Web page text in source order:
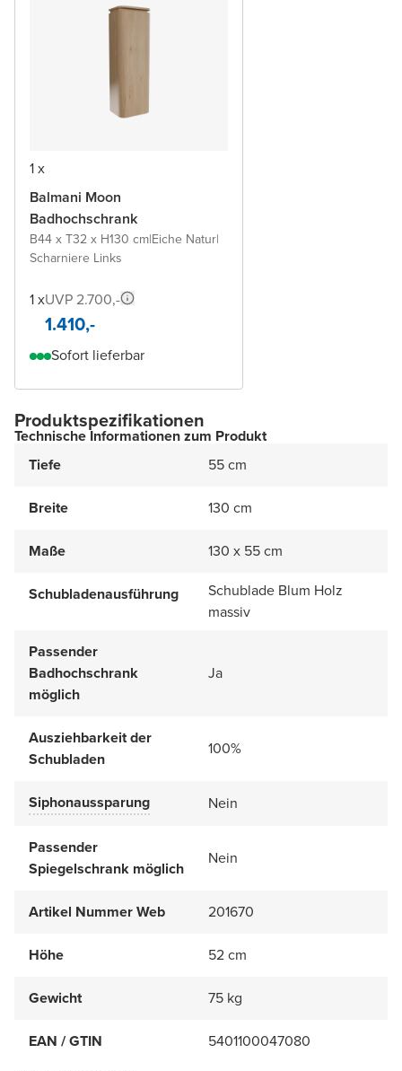
1 x
Balmani Moon
Badhochschrank
B44 x T32 x H130 cm|Eiche Natur|
Scharniere Links
1 xUVP 2.700,-
1.410,-
Sofort lieferbar
Produktspezifikationen
Technische Informationen zum Produkt
Tiefe
55 cm
Breite 130 cm
Maße 130 x 55 cm
Schubladenausführung
Schublade Blum Holz
massiv
Passender
Badhochschrank
möglich
Ja
Ausziehbarkeit der
Schubladen
100%
Siphonaussparung Nein
Passender
Spiegelschrank möglich
Nein
Artikel Nummer Web 201670
Höhe 52 cm
Gewicht 75 kg
EAN / GTIN
5401100047080